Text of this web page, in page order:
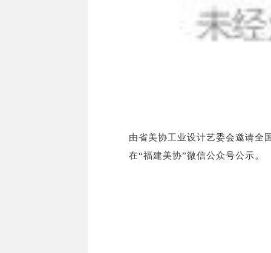
由省美协工业设计艺委会邀请全
在“福建美协”微信公众号公示。